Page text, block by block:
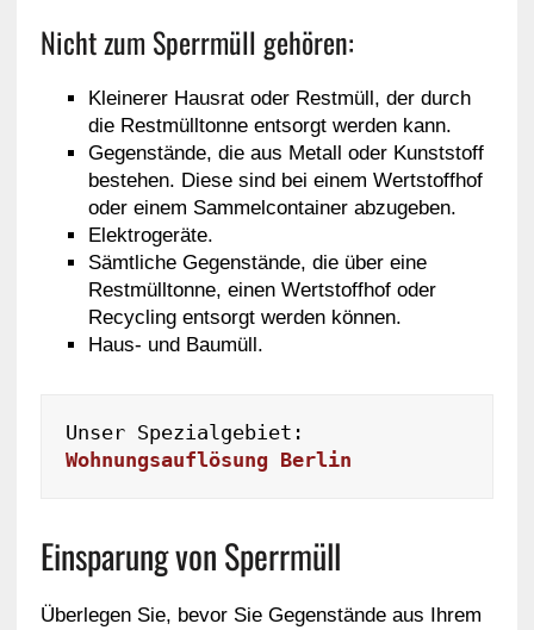
Nicht zum Sperrmüll gehören:
Kleinerer Hausrat oder Restmüll, der durch
die Restmülltonne entsorgt werden kann.
Gegenstände, die aus Metall oder Kunststoff
bestehen. Diese sind bei einem Wertstoffhof
oder einem Sammelcontainer abzugeben.
Elektrogeräte.
Sämtliche Gegenstände, die über eine
Restmülltonne, einen Wertstoffhof oder
Recycling entsorgt werden können.
Haus- und Baumüll.
Wohnungsauflösung Berlin
Einsparung von Sperrmüll
Überlegen Sie, bevor Sie Gegenstände aus Ihrem